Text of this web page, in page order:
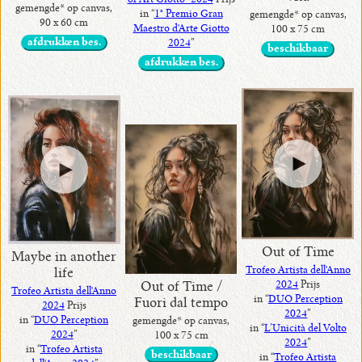
gemengde* op canvas,
90 x 60 cm
afdrukken bes.
in “1° Premio Gran
Maestro d'Arte Giotto
2024”
afdrukken bes.
gemengde* op canvas,
100 x 75 cm
beschikbaar
Maybe in another
life
Trofeo Artista dell'Anno
2024Prijs
in “DUO Perception
2024”
in “Trofeo Artista
Out of Time /
Fuori dal tempo
gemengde* op canvas,
100 x 75 cm
beschikbaar
Out of Time
Trofeo Artista dell'Anno
2024 Prijs
in “DUO Perception
2024”
in “L’Unicità del Volto
2024”
in “Trofeo Artista